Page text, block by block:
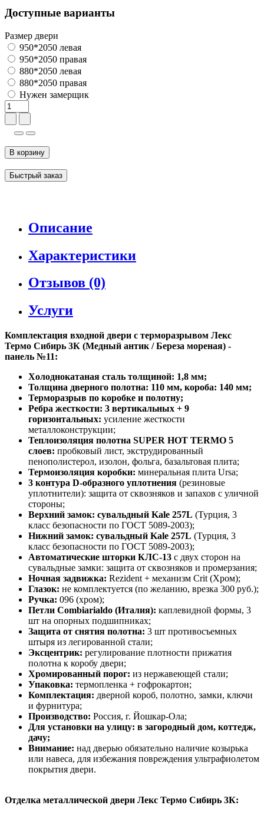
Доступные варианты
Размер двери
950*2050 левая
950*2050 правая
880*2050 левая
880*2050 правая
Нужен замерщик
В корзину
Быстрый заказ
Описание
Характеристики
Отзывов (0)
Услуги
Комплектация входной двери с терморазрывом Лекс
Термо Сибирь 3К (Медный антик / Береза мореная) -
панель №11:
Холоднокатаная сталь толщиной: 1,8 мм;
Толщина дверного полотна: 110 мм, короба: 140 мм;
Терморазрыв по коробке и полотну;
Ребра жесткости: 3 вертикальных + 9
горизонтальных: усиление жесткости
металлоконструкции;
Теплоизоляция полотна SUPER НОТ ТЕRМО 5
слоев: пробковый лист, экструдированный
пенополистерол, изолон, фольга, базальтовая плита;
Термоизоляция коробки: минеральная плита Ursa;
3 контура D-образного уплотнения (резиновые
уплотнители): защита от сквозняков и запахов с уличной
стороны;
Верхний замок: сувальдный Kale 257L (Турция, 3
класс безопасности по ГОСТ 5089-2003);
Нижний замок: сувальдный Kale 257L (Турция, 3
класс безопасности по ГОСТ 5089-2003);
Автоматические шторки КЛС-13 с двух сторон на
сувальдные замки: защита от сквозняков и промерзания;
Ночная задвижка: Rezident + механизм Crit (Хром);
Глазок: не комплектуется (по желанию, врезка 300 руб.);
Ручка: 096 (хром);
Петли Combiarialdo (Италия): каплевидной формы, 3
шт на опорных подшипниках;
Защита от снятия полотна: 3 шт противосъемных
штыря из легированной стали;
Эксцентрик: регулирование плотности прижатия
полотна к коробу двери;
Хромированный порог: из нержавеющей стали;
Упаковка: термопленка + гофрокартон;
Комплектация: дверной короб, полотно, замки, ключи
и фурнитура;
Производство: Россия, г. Йошкар-Ола;
Для установки на улицу: в загородный дом, коттедж,
дачу;
Внимание: над дверью обязательно наличие козырька
или навеса, для избежания повреждения ультрафиолетом
покрытия двери.
Отделка металлической двери Лекс Термо Сибирь 3К: